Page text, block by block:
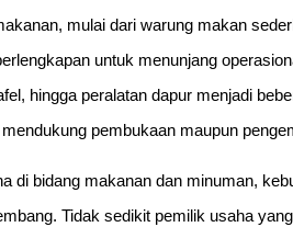
mulai dari warung makan
untuk menunjang
hingga peralatan dapur menjadi
pembukaan maupun
di bidang makanan dan minuman,
Tidak sedikit pemilik usaha